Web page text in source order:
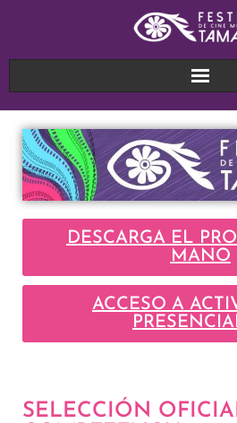
DESCARGA EL
MANO
ACCESO A
SELECCIÓN